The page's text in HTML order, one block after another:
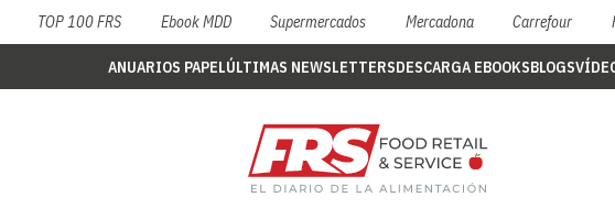
TOP 100 FRS Ebook MDD Supermercados Mercadona Carrefour
ANUARIOS PAPELÚLTIMAS NEWSLETTERSDESCARGA EBOOKSBLOGS